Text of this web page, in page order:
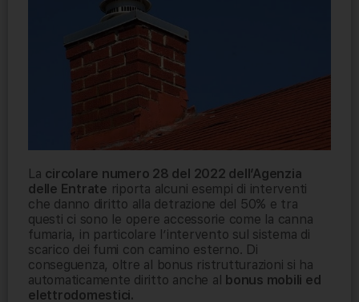
La circolare numero 28 del 2022 dell’Agenzia
delle Entrate riporta alcuni esempi di interventi
che danno diritto alla detrazione del 50% e tra
questi ci sono le opere accessorie come la canna
fumaria, in particolare l’intervento sul sistema di
scarico dei fumi con camino esterno. Di
conseguenza, oltre al bonus ristrutturazioni si ha
automaticamente diritto anche al
bonus mobili ed
elettrodomestici.